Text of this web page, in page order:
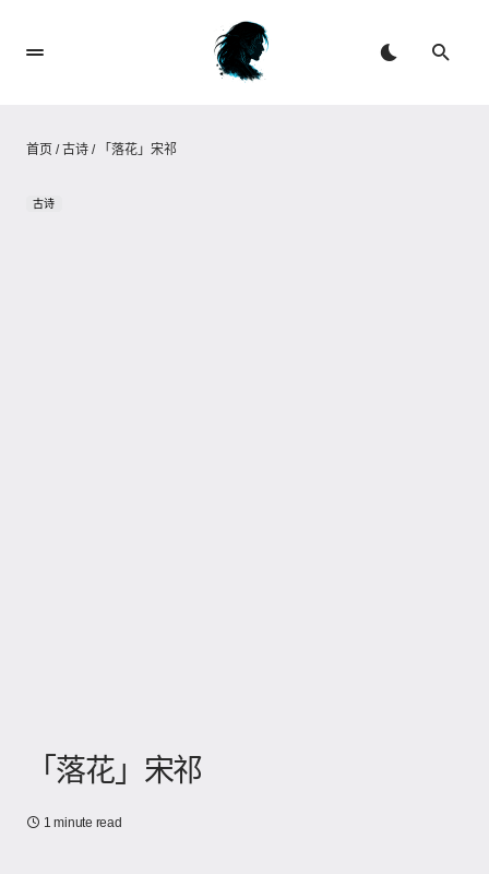
首页 /古诗 / 「落花」宋祁
古诗
「落花」宋祁
1 minute read